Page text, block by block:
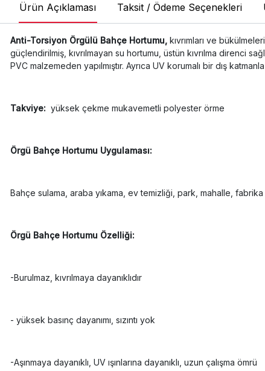
Ürün Açıklaması Taksit / Ödeme Seçenekleri
Anti-Torsiyon Örgülü Bahçe Hortumu,kıvrımları ve
güçlendirilmiş, kıvrılmayan su hortumu, üstün kıvrılma direnci
PVC malzemeden yapılmıştır. Ayrıca UV korumalı bir dış
Takviye: yüksek çekme mukavemetli polyester örme
Örgü Bahçe Hortumu Uygulaması:
Bahçe sulama, araba yıkama, ev temizliği, park, mahalle, fabrika
Örgü Bahçe Hortumu Özelliği:
-Burulmaz, kıvrılmaya dayanıklıdır
- yüksek basınç dayanımı, sızıntı yok
-Aşınmaya dayanıklı, UV ışınlarına dayanıklı, uzun çalışma ömrü